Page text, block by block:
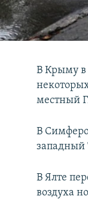
В Крыму в
местный
В
западный
В Ялте
воздуха